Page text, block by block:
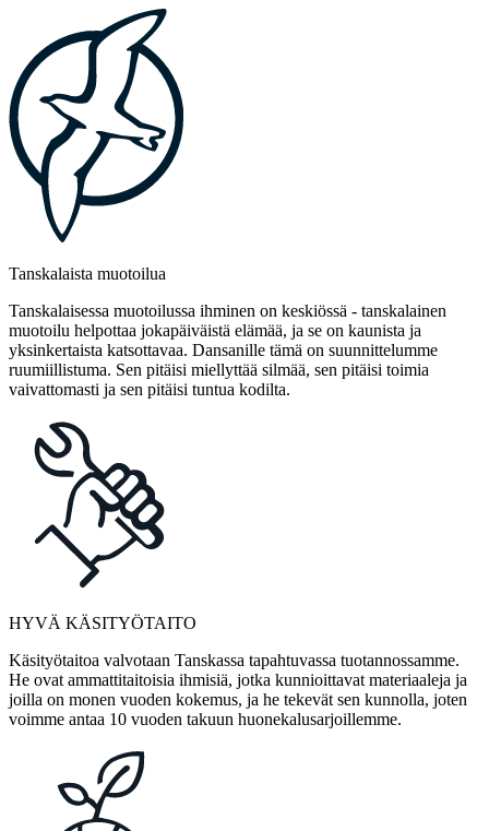
Tanskalaista muotoilua
Tanskalaisessa muotoilussa ihminen on keskiössä - tanskalainen
muotoilu helpottaa jokapäiväistä elämää, ja se on kaunista ja
yksinkertaista katsottavaa. Dansanille tämä on suunnittelumme
ruumiillistuma. Sen pitäisi miellyttää silmää, sen pitäisi toimia
vaivattomasti ja sen pitäisi tuntua kodilta.
HYVÄ KÄSITYÖTAITO
Käsityötaitoa valvotaan Tanskassa tapahtuvassa tuotannossamme.
He ovat ammattitaitoisia ihmisiä, jotka kunnioittavat materiaaleja ja
joilla on monen vuoden kokemus, ja he tekevät sen kunnolla, joten
voimme antaa 10 vuoden takuun huonekalusarjoillemme.